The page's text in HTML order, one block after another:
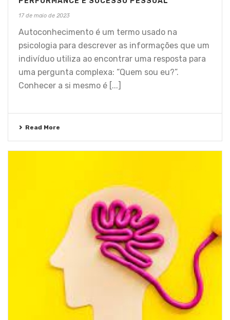
17 de maio de 2023
Autoconhecimento é um termo usado na
psicologia para descrever as informações que um
indivíduo utiliza ao encontrar uma resposta para
uma pergunta complexa: “Quem sou eu?”.
Conhecer a si mesmo é [...]
Read More